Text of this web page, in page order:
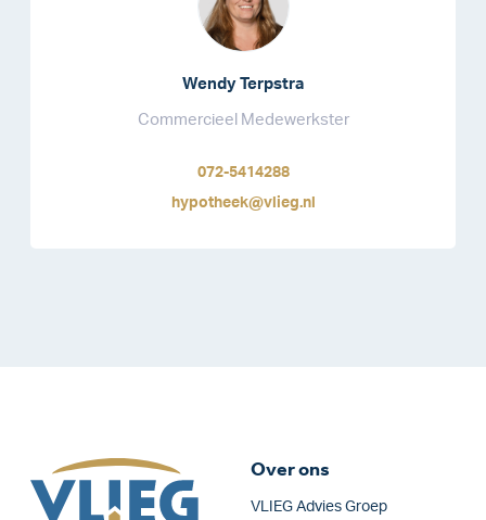
Wendy Terpstra
Commercieel Medewerkster
072-5414288
hypotheek@vlieg.nl
Over ons
VLIEG Advies Groep